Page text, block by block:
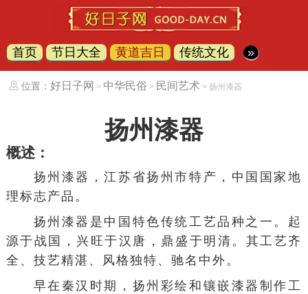
首页 节日大全 黄道吉日 传统文化 »
位置： 好日子网 > 中华民俗 > 民间艺术> 扬州漆器
扬州漆器
概述：
扬州漆器，江苏省扬州市特产，中国国家地
理标志产品。
扬州漆器是中国特色传统工艺品种之一。起
源于战国，兴旺于汉唐，鼎盛于明清。其工艺齐
全、技艺精湛、风格独特、驰名中外。
早在秦汉时期，扬州彩绘和镶嵌漆器制作工